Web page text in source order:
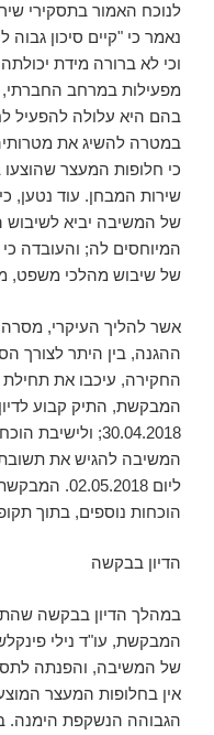
לנוכח האמור בתסקירי
נאמר כי "קיים סיכון
וכי לא ברורה מידת
מפעילות במרחב החברתי,
בהם היא עלולה להפעיל
במטרה להשיג את
כי חלופות המעצר
שירות המבחן. עוד נטען,
של המשיבה יביא
המיוחסים לה; והעובדה
של שיבוש מהלכי משפט, משנת
אשר להליך העיקרי,
ההגנה, בין היתר לצורך
החקירה, עיכבו את
המבקשת, התיק קבוע
המשיבה להגיש את
הוכחות נוספים, בתוך
הדיון בבקשה
המבקשת, עו"ד נילי
של המשיבה, והפנתה
אין בחלופות המעצר
הגבוהה הנשקפת הימנה.